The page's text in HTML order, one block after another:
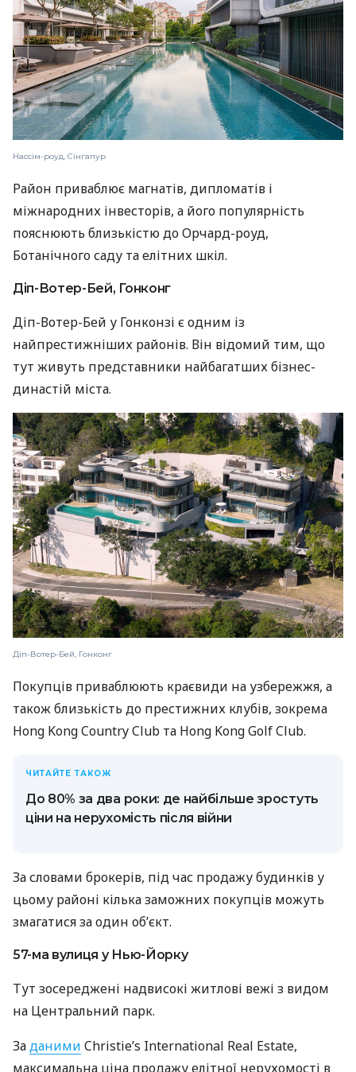
Нассім-роуд, Сінгапур
Район приваблює магнатів, дипломатів і
міжнародних інвесторів, а його популярність
пояснюють близькістю до Орчард-роуд,
Ботанічного саду та елітних шкіл.
Діп-Вотер-Бей, Гонконг
Діп-Вотер-Бей у Гонконзі є одним із
найпрестижніших районів. Він відомий тим, що
тут живуть представники найбагатших бізнес-
династій міста.
Діп-Вотер-Бей, Гонконг
Покупців приваблюють краєвиди на узбережжя, а
також близькість до престижних клубів, зокрема
Hong Kong Country Club та Hong Kong Golf Club.
ЧИТАЙТЕ ТАКОЖ
До 80% за два роки: де найбільше зростуть
ціни на нерухомість після війни
За словами брокерів, під час продажу будинків у
цьому районі кілька заможних покупців можуть
змагатися за один об’єкт.
57-ма вулиця у Нью-Йорку
Тут зосереджені надвисокі житлові вежі з видом
на Центральний парк.
Заданими Christie’s International Real Estate,
максимальна ціна продажу елітної нерухомості в